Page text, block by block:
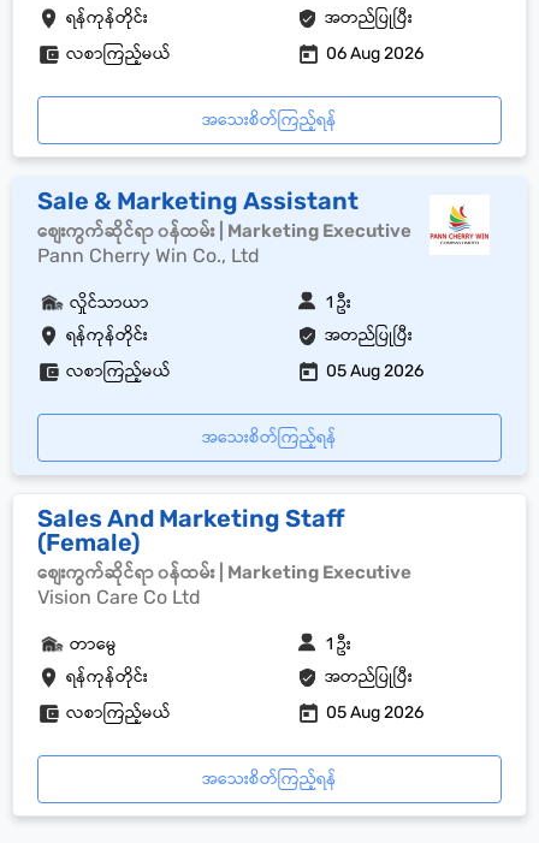
ရန်ကုန်တိုင်း အတည်ပြုပြီး
လစာကြည့်မယ် 06 Aug 2026
အသေးစိတ်ကြည့်ရန်
Sale & Marketing Assistant
စျေးကွက်ဆိုင်ရာ ၀န်ထမ်း | Marketing Executive
Pann Cherry Win Co., Ltd
ရန်ကုန်တိုင်း အတည်ပြုပြီး
လှိုင်သာယာ 1 ဦး
လစာကြည့်မယ် 05 Aug 2026
အသေးစိတ်ကြည့်ရန်
Sales And Marketing Staff
(Female)
စျေးကွက်ဆိုင်ရာ ၀န်ထမ်း | Marketing Executive
Vision Care Co Ltd
ရန်ကုန်တိုင်း အတည်ပြုပြီး
တာမွေ 1 ဦး
လစာကြည့်မယ် 05 Aug 2026
အသေးစိတ်ကြည့်ရန်